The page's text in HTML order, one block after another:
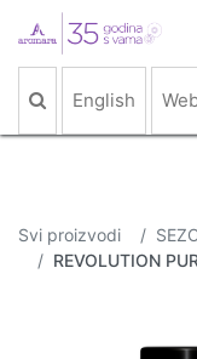
English
Svi proizvodi
REVOLUTION